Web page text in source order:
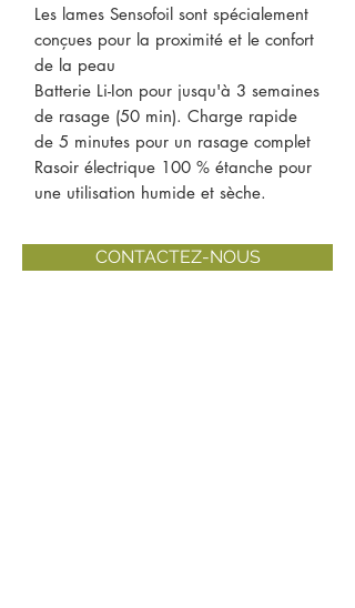
Les lames Sensofoil sont spécialement
conçues pour la proximité et le confort
de la peau
Batterie Li-Ion pour jusqu'à 3 semaines
de rasage (50 min). Charge rapide
de 5 minutes pour un rasage complet
Rasoir électrique 100 % étanche pour
une utilisation humide et sèche.
CONTACTEZ-NOUS